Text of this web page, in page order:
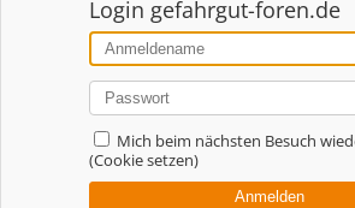
Login gefahrgut-foren.de
Mich beim nächsten Besuch
(Cookie setzen)